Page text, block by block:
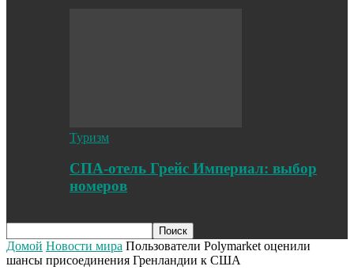
Туризм
СПА-отель Грейс Империал: выбор
номеров
Домой Новости мира Пользователи Polymarket оценили
шансы присоединения Гренландии к США